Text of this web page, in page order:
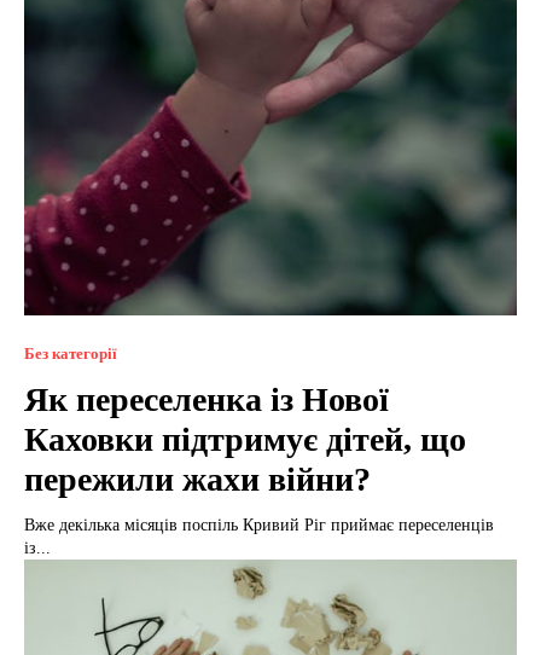
Без категорії
Як переселенка із Нової
Каховки підтримує дітей, що
пережили жахи війни?
Вже декілька місяців поспіль Кривий Ріг приймає переселенців
із...